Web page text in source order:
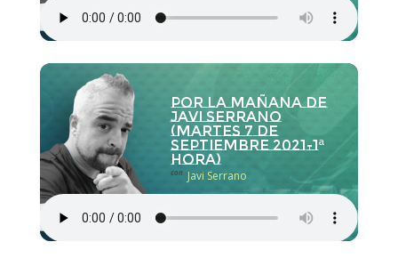
Por la Mañana de
Javi Serrano
(martes 7 de
septiembre 2021-1ª
hora)
con Javi Serrano